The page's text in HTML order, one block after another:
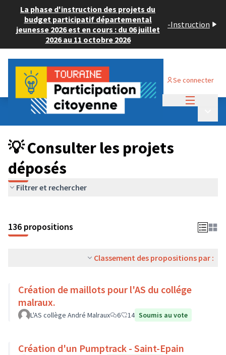
La phase d'instruction des projets du
budget participatif départemental
jeunesse 2026 est en cours : du 06 juillet
2026 au 11 octobre 2026
-Instruction
Se connecter
Budget Participatif JEUNESSE 2024
💡 Consulter les projets déposés
💡 Consulter les projets
déposés
Filtrer et rechercher
136 propositions
Classement des propositions par :
Création de maillots pour l'AS du collége
malraux.
L'AS collège André Malraux 6 14 Soumis au vote
Création d'un Pumptrack - Saint-Epain